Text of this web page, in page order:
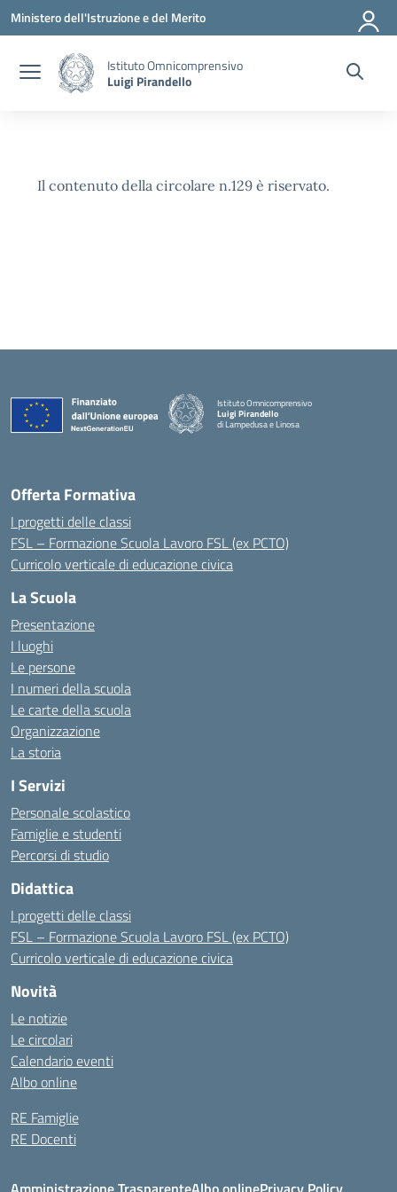
Vai ai contenuti
Vai al menu di navigazione
Vai al footer
Ministero dell'Istruzione e del Merito
Istituto Omnicomprensivo
Luigi Pirandello
Il contenuto della circolare n.129 è riservato.
Istituto Omnicomprensivo
Luigi Pirandello
di Lampedusa e Linosa
Offerta Formativa
I progetti delle classi
FSL – Formazione Scuola Lavoro FSL (ex PCTO)
Curricolo verticale di educazione civica
La Scuola
Presentazione
I luoghi
Le persone
I numeri della scuola
Le carte della scuola
Organizzazione
La storia
I Servizi
Personale scolastico
Famiglie e studenti
Percorsi di studio
Didattica
I progetti delle classi
FSL – Formazione Scuola Lavoro FSL (ex PCTO)
Curricolo verticale di educazione civica
Novità
Le notizie
Le circolari
Calendario eventi
Albo online
RE Famiglie
RE Docenti